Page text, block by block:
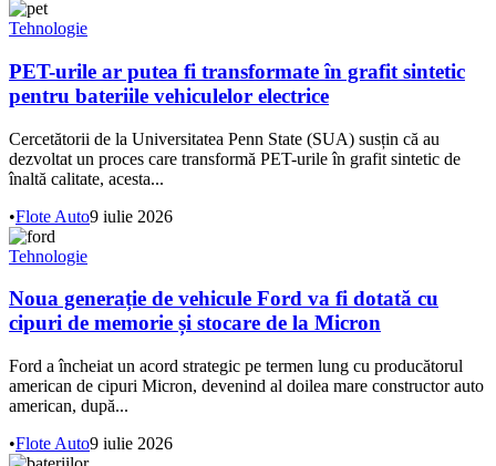
Tehnologie
PET-urile ar putea fi transformate în grafit sintetic
pentru bateriile vehiculelor electrice
Cercetătorii de la Universitatea Penn State (SUA) susțin că au
dezvoltat un proces care transformă PET-urile în grafit sintetic de
înaltă calitate, acesta...
•Flote Auto9 iulie 2026
Tehnologie
Noua generație de vehicule Ford va fi dotată cu
cipuri de memorie și stocare de la Micron
Ford a încheiat un acord strategic pe termen lung cu producătorul
american de cipuri Micron, devenind al doilea mare constructor auto
american, după...
•Flote Auto9 iulie 2026